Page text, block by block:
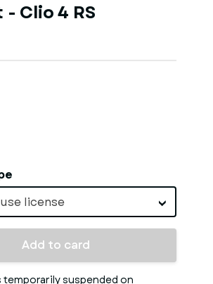
Clio 4 RS
license
Add to card
temporarily suspended on